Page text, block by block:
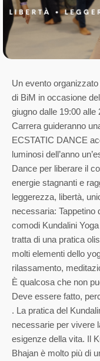
Un evento
di BiM in occasione
giugno dalle 19:00
Carrera guideranno
ECSTATIC DANCE
luminosi dell’anno
Dance per liberare il
energie stagnanti e
leggerezza, libertà,
necessaria: Tappetino
comodi Kundalini
tratta di una pratica
molti elementi dello
rilassamento,
È qualcosa che non
Deve essere fatto,
. La pratica del
necessarie per vivere
esigenze della vita. Il
Bhajan è molto più di